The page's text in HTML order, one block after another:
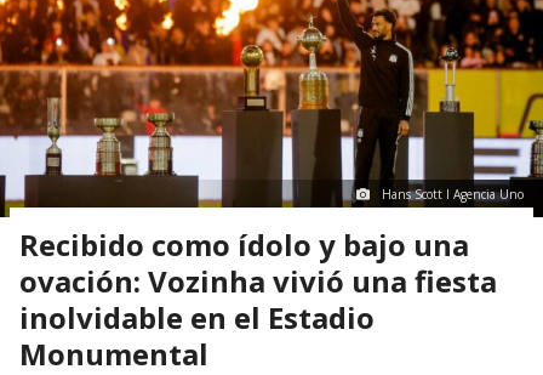
Hans Scott I Agencia Uno
Recibido como ídolo y bajo una
ovación: Vozinha vivió una fiesta
inolvidable en el Estadio
Monumental